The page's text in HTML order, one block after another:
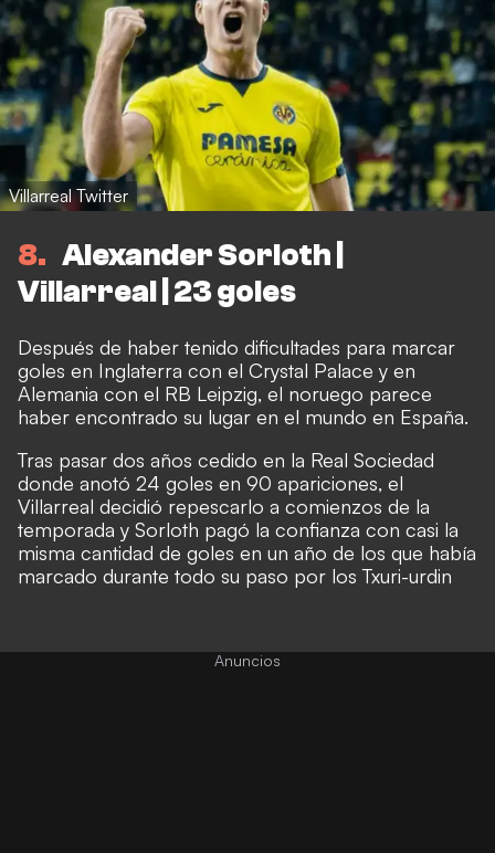
Villarreal Twitter
8
Alexander Sorloth |
Villarreal | 23 goles
Después de haber tenido dificultades para marcar
goles en Inglaterra con el Crystal Palace y en
Alemania con el RB Leipzig, el noruego parece
haber encontrado su lugar en el mundo en España.
Tras pasar dos años cedido en la Real Sociedad
donde anotó 24 goles en 90 apariciones, el
Villarreal decidió repescarlo a comienzos de la
temporada y Sorloth pagó la confianza con casi la
misma cantidad de goles en un año de los que había
marcado durante todo su paso por los Txuri-urdin